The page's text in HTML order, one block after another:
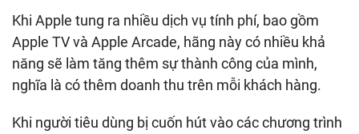
Khi Apple tung ra nhiều dịch vụ tính phí, bao gồm
Apple TV và Apple Arcade, hãng này có nhiều khả
năng sẽ làm tăng thêm sự thành công của mình,
nghĩa là có thêm doanh thu trên mỗi khách hàng.
Khi người tiêu dùng bị cuốn hút vào các chương trình